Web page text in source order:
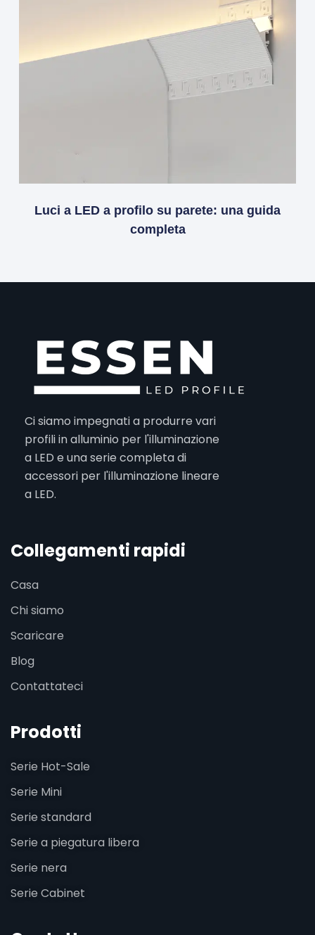
Luci a LED a profilo su parete: una guida
completa
Ci siamo impegnati a produrre vari
profili in alluminio per l'illuminazione
a LED e una serie completa di
accessori per l'illuminazione lineare
a LED.
Collegamenti rapidi
Casa
Chi siamo
Scaricare
Blog
Contattateci
Prodotti
Serie Hot-Sale
Serie Mini
Serie standard
Serie a piegatura libera
Serie nera
Serie Cabinet